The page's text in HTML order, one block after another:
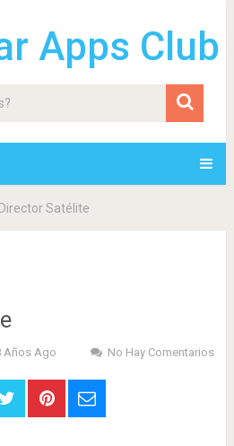
Apps Club
Director Satélite
Años Ago No Hay Comentarios